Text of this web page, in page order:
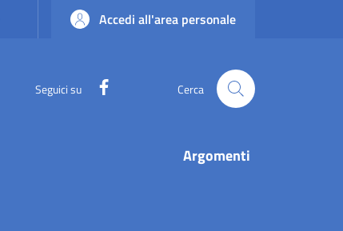
Accedi all'area personale
Seguici su Cerca
Argomenti